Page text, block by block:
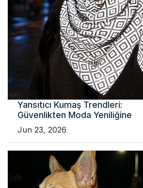
Yansıtıcı Kumaş Trendleri:
Güvenlikten Moda Yeniliğine
Jun 23, 2026